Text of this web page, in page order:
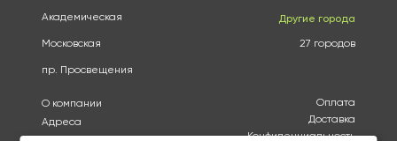
Академическая
Московская
пр. Просвещения
Другие города
27 городов
О компании
Адреса
Оплата
Доставка
Конфиденциальность